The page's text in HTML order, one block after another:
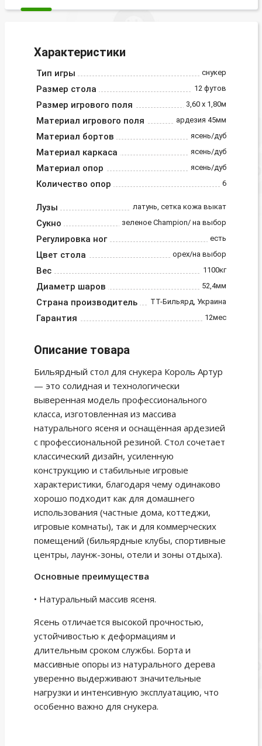
Характеристики
Тип игры снукер
Размер стола 12 футов
Размер игрового поля 3,60 х 1,80м
Материал игрового поля ардезия 45мм
Материал бортов ясень/дуб
Материал каркаса ясень/дуб
Материал опор ясень/дуб
Количество опор 6
Лузы латунь, сетка кожа выкат
Сукно зеленое Champion/ на выбор
Регулировка ног есть
Цвет стола орех/на выбор
Вес 1100кг
Диаметр шаров 52,4мм
Страна производитель ТТ-Бильярд, Украина
Гарантия 12мес
Описание товара
Бильярдный стол для снукера Король Артур
— это солидная и технологически
выверенная модель профессионального
класса, изготовленная из массива
натурального ясеня и оснащённая ардезией
с профессиональной резиной. Стол сочетает
классический дизайн, усиленную
конструкцию и стабильные игровые
характеристики, благодаря чему одинаково
хорошо подходит как для домашнего
использования (частные дома, коттеджи,
игровые комнаты), так и для коммерческих
помещений (бильярдные клубы, спортивные
центры, лаунж-зоны, отели и зоны отдыха).
Основные преимущества
• Натуральный массив ясеня.
Ясень отличается высокой прочностью,
устойчивостью к деформациям и
длительным сроком службы. Борта и
массивные опоры из натурального дерева
уверенно выдерживают значительные
нагрузки и интенсивную эксплуатацию, что
особенно важно для снукера.